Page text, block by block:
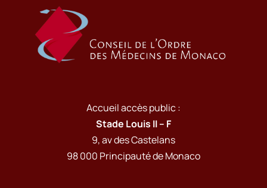
Accueil accès public :
Stade Louis II – F
9, av des Castelans
98 000 Principauté de Monaco